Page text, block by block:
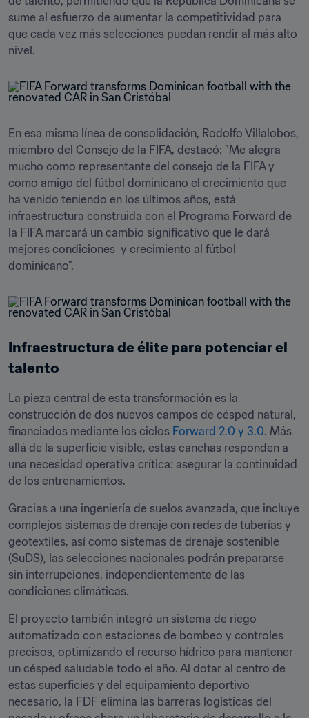
sume al esfuerzo de aumentar la competitividad para
que cada vez más selecciones puedan rendir al más alto
nivel.
En esa misma línea de consolidación, Rodolfo Villalobos,
miembro del Consejo de la FIFA, destacó: "Me alegra
mucho como representante del consejo de la FIFA y
como amigo del fútbol dominicano el crecimiento que
ha venido teniendo en los últimos años, está
infraestructura construida con el Programa Forward de
la FIFA marcará un cambio significativo que le dará
mejores condiciones  y crecimiento al fútbol
dominicano".
Infraestructura de élite para potenciar el
talento
La pieza central de esta transformación es la
construcción de dos nuevos campos de césped natural,
financiados mediante los ciclos Forward 2.0 y 3.0. Más
allá de la superficie visible, estas canchas responden a
una necesidad operativa crítica: asegurar la continuidad
de los entrenamientos.
Gracias a una ingeniería de suelos avanzada, que incluye
complejos sistemas de drenaje con redes de tuberías y
geotextiles, así como sistemas de drenaje sostenible
(SuDS), las selecciones nacionales podrán prepararse
sin interrupciones, independientemente de las
condiciones climáticas.
El proyecto también integró un sistema de riego
automatizado con estaciones de bombeo y controles
precisos, optimizando el recurso hídrico para mantener
un césped saludable todo el año. Al dotar al centro de
estas superficies y del equipamiento deportivo
necesario, la FDF elimina las barreras logísticas del